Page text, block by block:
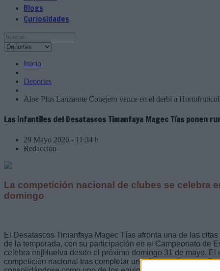
Blogs
Curiosidades
Inicio
Deportes
Aloe Plus Lanzarote Conejero vence en el derbi a
Las infantiles del Desatascos Timanfaya Magec Tías ponen
29 Mayo 2026 - 11:34 h
Redaccion
La competición nacional de clubes se celebra
domingo
El Desatascos Timanfaya Magec Tías afronta una de las
de la temporada, con su participación en el Campeonato de
celebra en[Huelva desde el próximo domingo 31 de mayo. El
competición nacional tras completar una destacada